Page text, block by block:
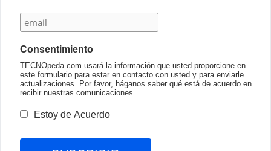
Consentimiento
TECNOpeda.com usará la información que usted proporcione en
este formulario para estar en contacto con usted y para enviarle
actualizaciones. Por favor, háganos saber qué está de acuerdo en
recibir nuestras comunicaciones.
Estoy de Acuerdo